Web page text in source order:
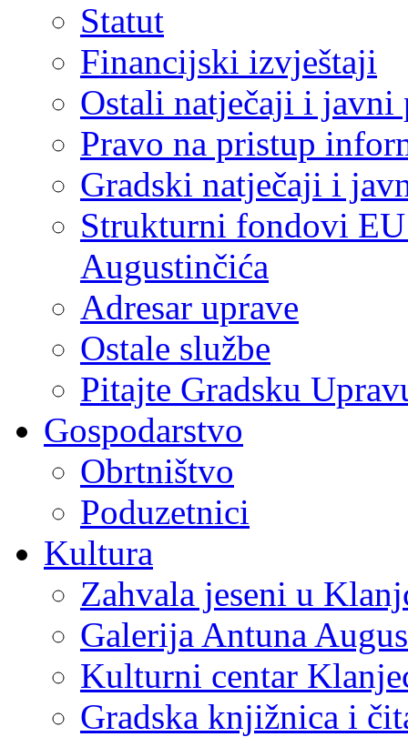
Statut
Financijski izvještaji
Ostali natječaji i javni
Pravo na pristup
Gradski natječaji i
Strukturni fondovi
Augustinčića
Adresar uprave
Ostale službe
Pitajte Gradsku
Gospodarstvo
Obrtništvo
Poduzetnici
Kultura
Zahvala jeseni u
Galerija Antuna
Kulturni centar
Gradska knjižnica i